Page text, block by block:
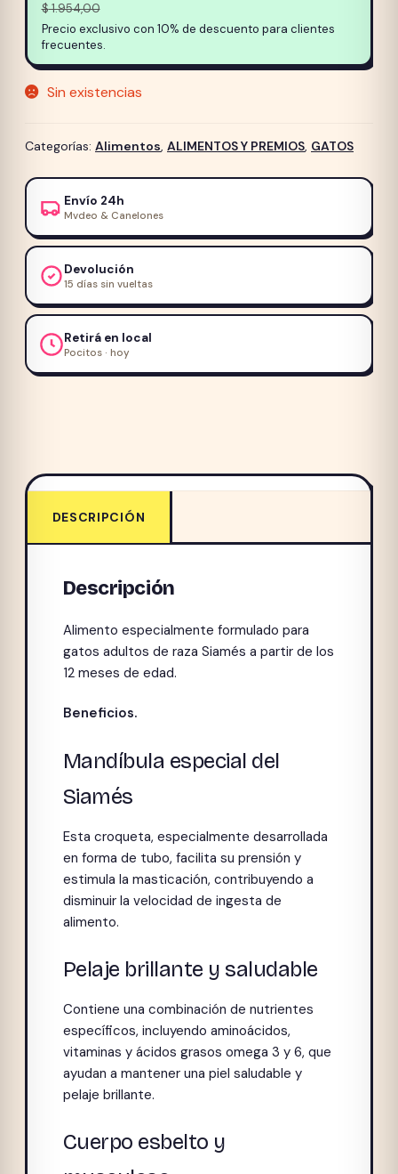
$1.954,00
Precio exclusivo con 10% de descuento para clientes
frecuentes.
Sin existencias
Categorías: Alimentos, ALIMENTOS Y PREMIOS, GATOS
Envío 24h
Mvdeo & Canelones
Devolución
15 días sin vueltas
Retirá en local
Pocitos · hoy
DESCRIPCIÓN
Descripción
Alimento especialmente formulado para
gatos adultos de raza Siamés a partir de los
12 meses de edad.
Beneficios.
Mandíbula especial del
Siamés
Esta croqueta, especialmente desarrollada
en forma de tubo, facilita su prensión y
estimula la masticación, contribuyendo a
disminuir la velocidad de ingesta de
alimento.
Pelaje brillante y saludable
Contiene una combinación de nutrientes
específicos, incluyendo aminoácidos,
vitaminas y ácidos grasos omega 3 y 6, que
ayudan a mantener una piel saludable y
pelaje brillante.
Cuerpo esbelto y